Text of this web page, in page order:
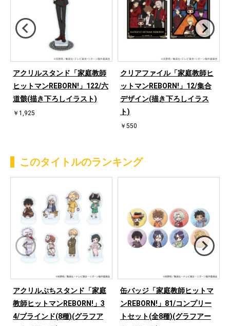
アクリルスタンド「家庭教師
ヒットマンREBORN!」122/六
道骸(描き下ろしイラスト)
￥1,925
クリアファイル「家庭教師ヒ
ットマンREBORN!」12/集合
デザイン(描き下ろしイラス
ト)
￥550
このタイトルのランキング
アクリルぷちスタンド「家庭
教師ヒットマンREBORN!」3
4/ブラインド(8種)(グラフア
缶バッジ「家庭教師ヒットマ
ンREBORN!」81/コンプリー
トセット(全8種)(グラフアー